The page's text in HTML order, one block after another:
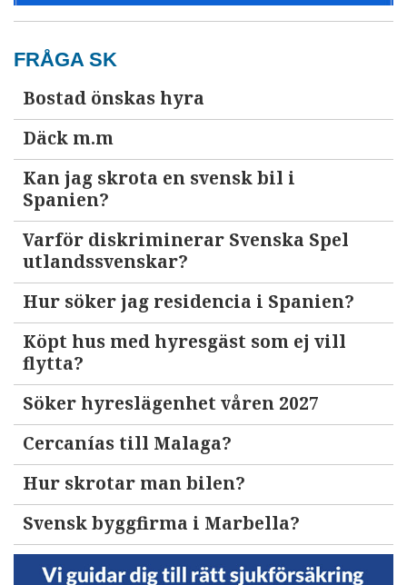
FRÅGA SK
Bostad önskas hyra
Däck m.m
Kan jag skrota en svensk bil i
Spanien?
Varför diskriminerar Svenska Spel
utlandssvenskar?
Hur söker jag residencia i Spanien?
Köpt hus med hyresgäst som ej vill
flytta?
Söker hyreslägenhet våren 2027
Cercanías till Malaga?
Hur skrotar man bilen?
Svensk byggfirma i Marbella?